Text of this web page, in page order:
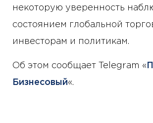
некоторую уверенность
состоянием глобальной
инвесторам и политикам.
Об этом сообщает Telegram «
Бизнесовый«.